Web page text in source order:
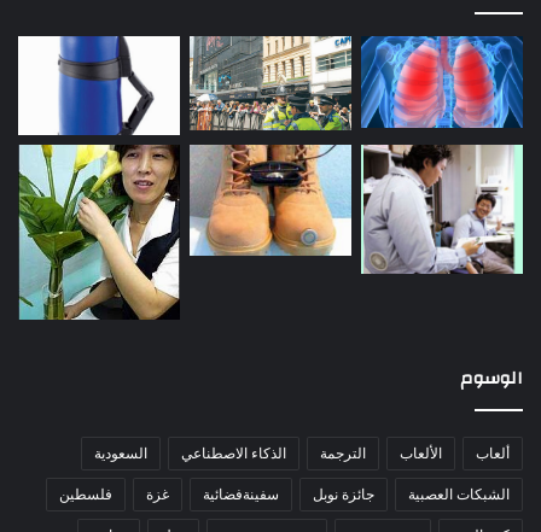
الوسوم
ألعاب الألعاب الترجمة الذكاء الاصطناعي السعودية
الشبكات العصبية جائزة نوبل سفينةفضائية غزة فلسطين